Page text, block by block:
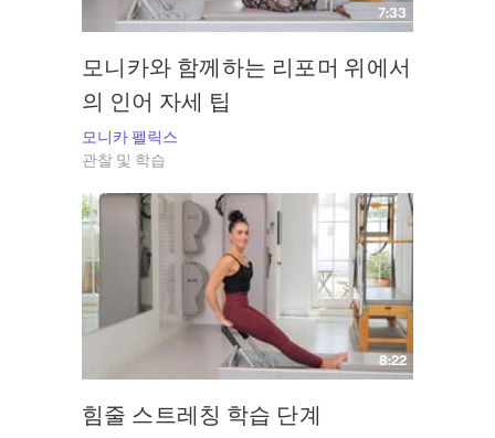
7:33
모니카와 함께하는 리포머 위에서
의 인어 자세 팁
모니카 펠릭스
관찰 및 학습
8:22
힘줄 스트레칭 학습 단계